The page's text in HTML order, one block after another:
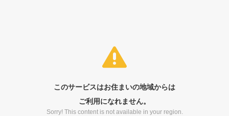
このサービスはお住まいの地域からは
ご利用になれません。
Sorry! This content is not available in your region.